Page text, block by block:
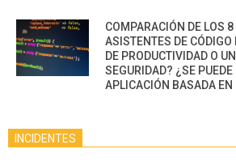
COMPARACIÓN DE LOS
ASISTENTES DE
DE PRODUCTIVIDAD O
SEGURIDAD? ¿SE
APLICACIÓN BASADA EN
INCIDENTES